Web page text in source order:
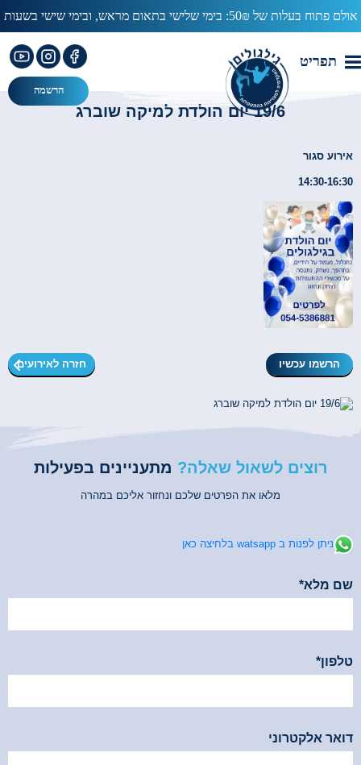
אולם פתוח בעלות של 50₪: בימי שלישי בתאום מראש, ובימי שישי בשעות
תפריט
הרשמה
עב
19/6 יום הולדת למיקה שוברג
אירוע סגור
14:30-16:30
חזרה לאירועים הרשמו עכשיו
רוצים לשאול שאלה? מתעניינים בפעילות
מלאו את הפרטים שלכם ונחזור אליכם במהרה
ניתן לפנות ב watsapp בלחיצה כאן
שם מלא*
טלפון*
דואר אלקטרוני